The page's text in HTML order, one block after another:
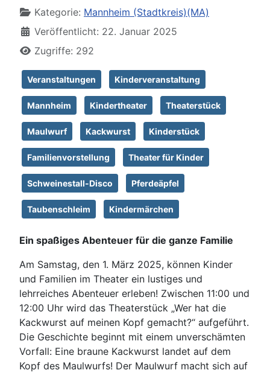
Kategorie: Mannheim (Stadtkreis)(MA)
Veröffentlicht: 22. Januar 2025
Zugriffe: 292
Veranstaltungen Kinderveranstaltung
Mannheim Kindertheater Theaterstück
Maulwurf Kackwurst Kinderstück
Familienvorstellung Theater für Kinder
Schweinestall-Disco Pferdeäpfel
Taubenschleim Kindermärchen
Ein spaßiges Abenteuer für die ganze Familie
Am Samstag, den 1. März 2025, können Kinder
und Familien im Theater ein lustiges und
lehrreiches Abenteuer erleben! Zwischen 11:00 und
12:00 Uhr wird das Theaterstück „Wer hat die
Kackwurst auf meinen Kopf gemacht?“ aufgeführt.
Die Geschichte beginnt mit einem unverschämten
Vorfall: Eine braune Kackwurst landet auf dem
Kopf des Maulwurfs! Der Maulwurf macht sich auf